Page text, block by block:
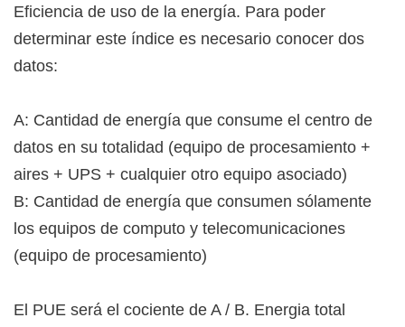
Eficiencia de uso de la energía. Para poder
determinar este índice es necesario conocer dos
datos:
A: Cantidad de energía que consume el centro de
datos en su totalidad (equipo de procesamiento +
aires + UPS + cualquier otro equipo asociado)
B: Cantidad de energía que consumen sólamente
los equipos de computo y telecomunicaciones
(equipo de procesamiento)
El PUE será el cociente de A / B. Energia total